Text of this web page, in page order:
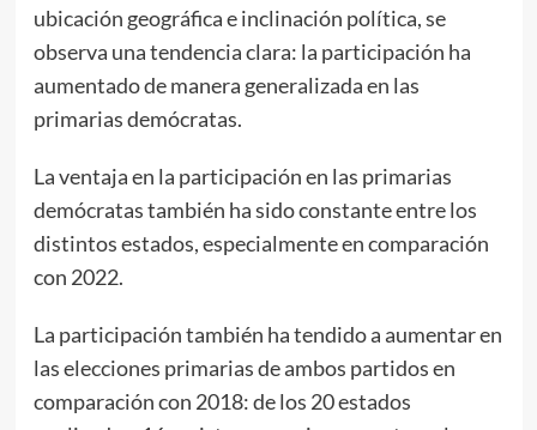
ubicación geográfica e inclinación política, se
observa una tendencia clara: la participación ha
aumentado de manera generalizada en las
primarias demócratas.
La ventaja en la participación en las primarias
demócratas también ha sido constante entre los
distintos estados, especialmente en comparación
con 2022.
La participación también ha tendido a aumentar en
las elecciones primarias de ambos partidos en
comparación con 2018: de los 20 estados